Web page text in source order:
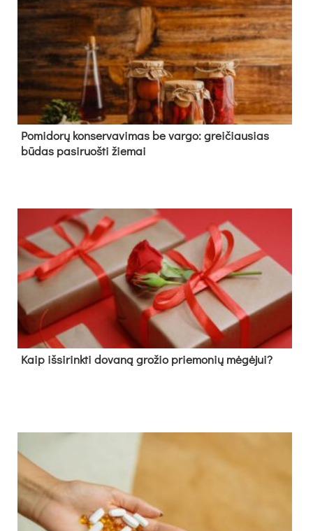
Pomidorų konservavimas be vargo: greičiausias
būdas pasiruošti žiemai
Kaip išsirinkti dovaną grožio priemonių mėgėjui?